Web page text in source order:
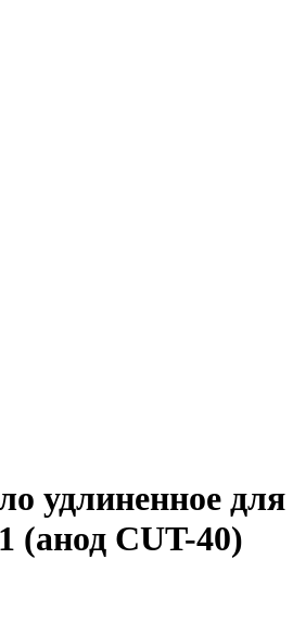
удлиненное
(анод CUT-40)